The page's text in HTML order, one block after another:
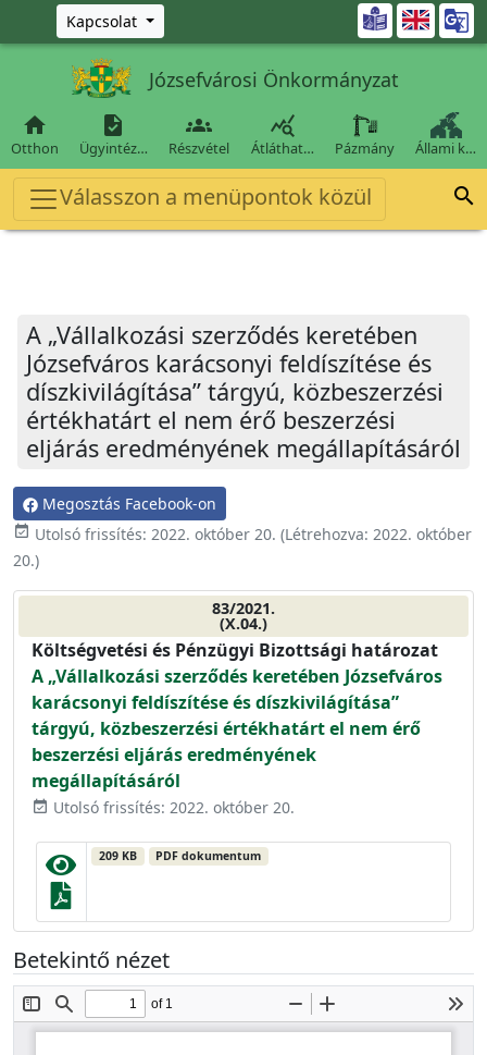
Ugrás a fő tartalomra
Kapcsolat 
Józsefvárosi Önkormányzat

Otthon

Ügyintéz…

Részvétel

Átláthat… Pázmány Állami k…
Válasszon a menüpontok közül 
A „Vállalkozási szerződés keretében
Józsefváros karácsonyi feldíszítése és
díszkivilágítása” tárgyú, közbeszerzési
értékhatárt el nem érő beszerzési
eljárás eredményének megállapításáról
Megosztás Facebook-on
event_available Utolsó frissítés: 2022. október 20. (Létrehozva: 2022. október
20.)
83/2021.
(X.04.)
Költségvetési és Pénzügyi Bizottsági határozat
A „Vállalkozási szerződés keretében Józsefváros
karácsonyi feldíszítése és díszkivilágítása”
tárgyú, közbeszerzési értékhatárt el nem érő
beszerzési eljárás eredményének
megállapításáról
event_available Utolsó frissítés: 2022. október 20.
209 KB PDF dokumentum
Betekintő nézet